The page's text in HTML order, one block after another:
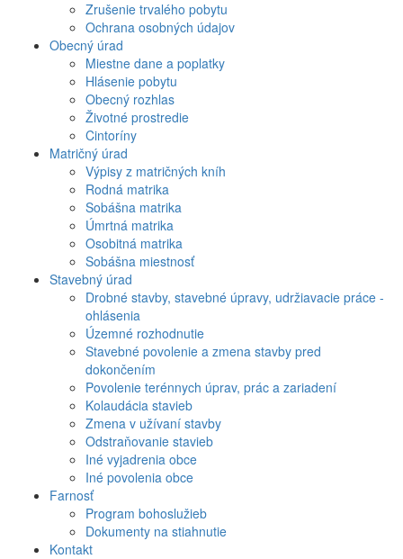
Zrušenie trvalého pobytu
Ochrana osobných údajov
Obecný úrad
Miestne dane a poplatky
Hlásenie pobytu
Obecný rozhlas
Životné prostredie
Cintoríny
Matričný úrad
Výpisy z matričných kníh
Rodná matrika
Sobášna matrika
Úmrtná matrika
Osobitná matrika
Sobášna miestnosť
Stavebný úrad
Drobné stavby, stavebné úpravy, udržiavacie práce -
ohlásenia
Územné rozhodnutie
Stavebné povolenie a zmena stavby pred
dokončením
Povolenie terénnych úprav, prác a zariadení
Kolaudácia stavieb
Zmena v užívaní stavby
Odstraňovanie stavieb
Iné vyjadrenia obce
Iné povolenia obce
Farnosť
Program bohoslužieb
Dokumenty na stiahnutie
Kontakt